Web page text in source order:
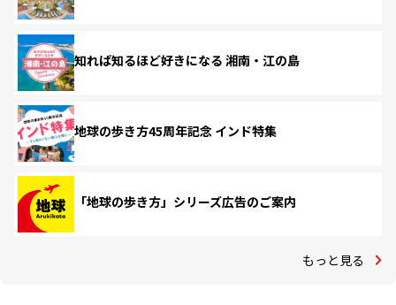
知れば知るほど好きになる 湘南・江の島
地球の歩き方45周年記念 インド特集
「地球の歩き方」シリーズ広告のご案内
もっと見る